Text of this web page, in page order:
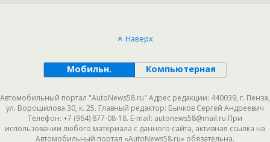
Наверх
Мобильн. Компьютерная
Автомобильный портал "AutoNews58.ru" Адрес редакции: 440039, г. Пенза,
ул. Ворошилова 30, к. 25. Главный редактор: Бычков Сергей Андреевич
Телефон: +7 (964) 877-08-18. E-mail: autonews58@mail.ru При
использовании любого материала с данного сайта, активная ссылка на
Автомобильный портал «AutoNews58.ru» обязательна.